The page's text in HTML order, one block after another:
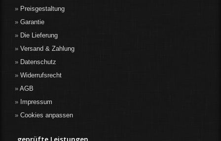
Preisgestaltung
Garantie
Die Lieferung
Versand & Zahlung
Datenschutz
Widerrufsrecht
AGB
Impressum
Cookies anpassen